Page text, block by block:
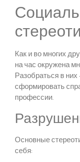
Как и во многих
на час окружена
Разобраться в
сформировать
профессии.
Основные
себя: